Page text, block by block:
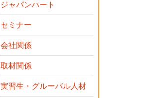
ジャパンハート
セミナー
会社関係
取材関係
実習生・グルーバル人材